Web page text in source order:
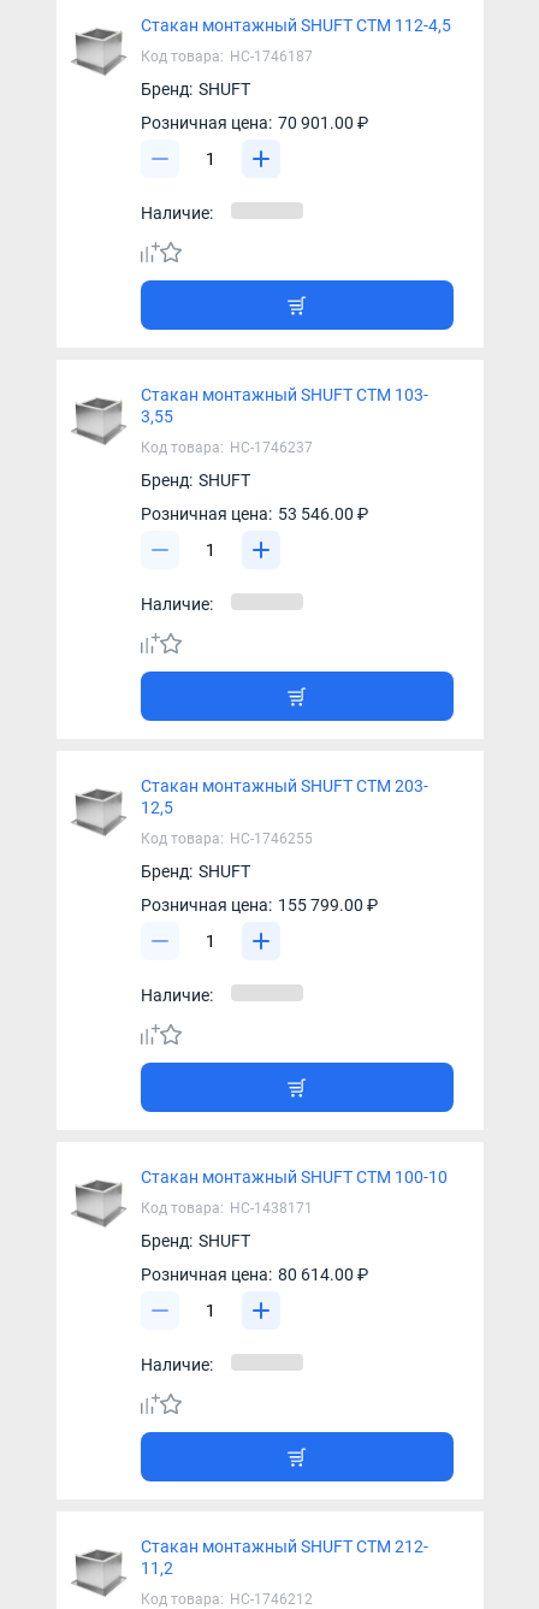
Стакан монтажный SHUFT СТМ 112-4,5
Код товара: НС-1746187
Бренд: SHUFT
Розничная цена: 70 901.00 ₽
Наличие:
Стакан монтажный SHUFT СТМ 103-
3,55
Код товара: НС-1746237
Бренд: SHUFT
Розничная цена: 53 546.00 ₽
Наличие:
Стакан монтажный SHUFT СТМ 203-
12,5
Код товара: НС-1746255
Бренд: SHUFT
Розничная цена: 155 799.00 ₽
Наличие:
Стакан монтажный SHUFT СТМ 100-10
Код товара: НС-1438171
Бренд: SHUFT
Розничная цена: 80 614.00 ₽
Наличие:
Стакан монтажный SHUFT СТМ 212-
11,2
Код товара: НС-1746212